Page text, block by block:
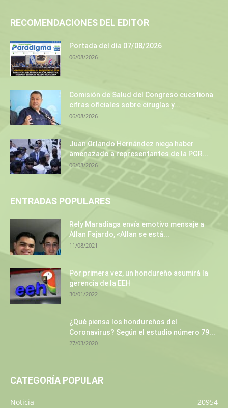
RECOMENDACIONES DEL EDITOR
Portada del día 07/08/2026
06/08/2026
Comisión de Salud del Congreso cuestiona
cifras oficiales sobre cirugías y...
06/08/2026
Juan Orlando Hernández niega haber
amenazado a representantes de la PGR...
06/08/2026
ENTRADAS POPULARES
Rely Maradiaga envía emotivo mensaje a
Allan Fajardo, «Allan se está...
11/08/2021
Por primera vez, un hondureño asumirá la
gerencia de la EEH
30/01/2022
¿Qué piensa los hondureños del
Coronavirus? Según el estudio número 79...
27/03/2020
CATEGORÍA POPULAR
Noticia
20954